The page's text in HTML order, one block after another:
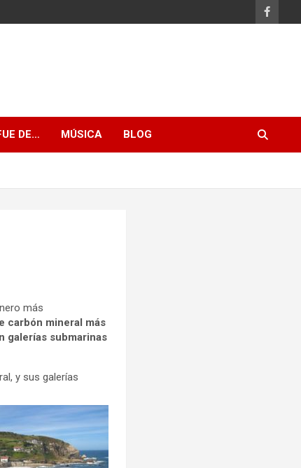
DE… MÚSICA BLOG
más
carbón mineral más
galerías submarinas
y sus galerías